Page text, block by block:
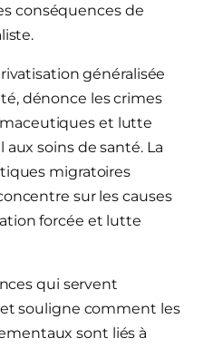
conséquences de
généralisée
dénonce les crimes
et lutte
aux soins de santé. La
migratoires
sur les causes
forcée et lutte
qui servent
souligne comment les
sont liés à